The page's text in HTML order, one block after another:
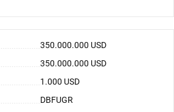
350.000.000 USD
350.000.000 USD
1.000 USD
DBFUGR